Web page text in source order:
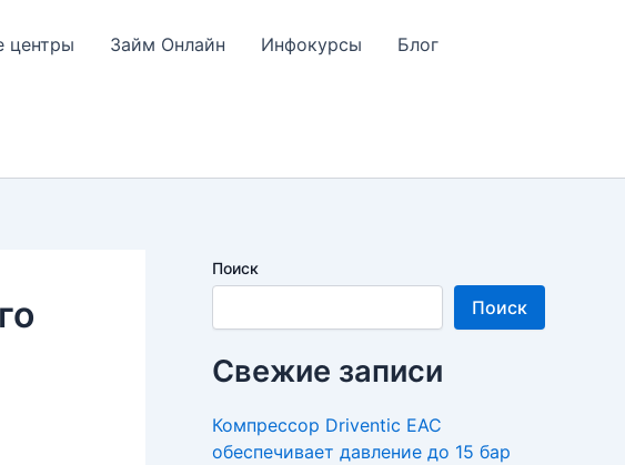
центры Займ Онлайн Инфокурсы Блог
Поиск
Поиск
Свежие записи
Компрессор Driventic EAC
обеспечивает давление до 15 бар